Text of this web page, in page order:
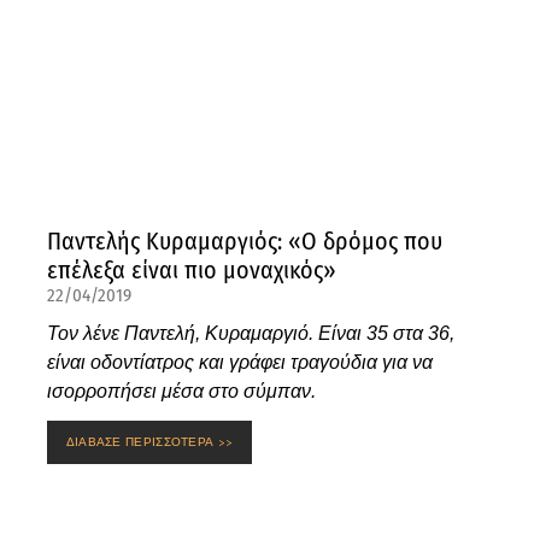
Παντελής Κυραμαργιός: «Ο δρόμος που
επέλεξα είναι πιο μοναχικός»
22/04/2019
Τον λένε Παντελή, Κυραμαργιό. Είναι 35 στα 36,
είναι οδοντίατρος και γράφει τραγούδια για να
ισορροπήσει μέσα στο σύμπαν.
ΔΙΑΒΑΣΕ ΠΕΡΙΣΣΟΤΕΡΑ >>